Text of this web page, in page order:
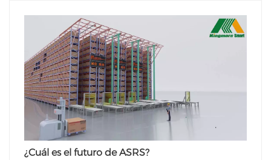
¿Cuál es el futuro de ASRS?